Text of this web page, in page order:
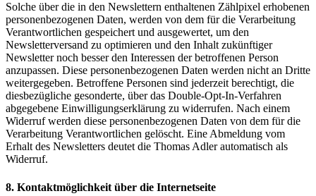
Solche über die in den Newslettern enthaltenen Zählpixel erhobenen
personenbezogenen Daten, werden von dem für die Verarbeitung
Verantwortlichen gespeichert und ausgewertet, um den
Newsletterversand zu optimieren und den Inhalt zukünftiger
Newsletter noch besser den Interessen der betroffenen Person
anzupassen. Diese personenbezogenen Daten werden nicht an Dritte
weitergegeben. Betroffene Personen sind jederzeit berechtigt, die
diesbezügliche gesonderte, über das Double-Opt-In-Verfahren
abgegebene Einwilligungserklärung zu widerrufen. Nach einem
Widerruf werden diese personenbezogenen Daten von dem für die
Verarbeitung Verantwortlichen gelöscht. Eine Abmeldung vom
Erhalt des Newsletters deutet die Thomas Adler automatisch als
Widerruf.
8. Kontaktmöglichkeit über die Internetseite